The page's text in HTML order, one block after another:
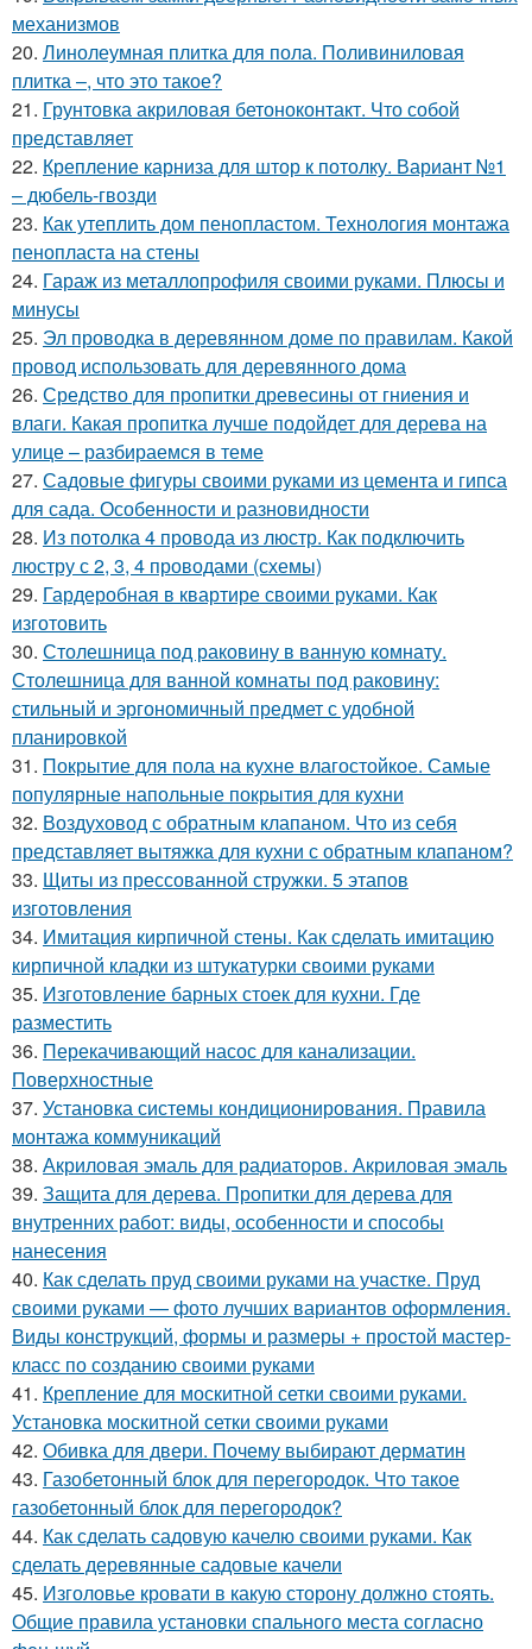
механизмов
20. Линолеумная плитка для пола. Поливиниловая
плитка –, что это такое?
21. Грунтовка акриловая бетоноконтакт. Что собой
представляет
22. Крепление карниза для штор к потолку. Вариант №1
– дюбель-гвозди
23. Как утеплить дом пенопластом. Технология монтажа
пенопласта на стены
24. Гараж из металлопрофиля своими руками. Плюсы и
минусы
25. Эл проводка в деревянном доме по правилам. Какой
провод использовать для деревянного дома
26. Средство для пропитки древесины от гниения и
влаги. Какая пропитка лучше подойдет для дерева на
улице – разбираемся в теме
27. Садовые фигуры своими руками из цемента и гипса
для сада. Особенности и разновидности
28. Из потолка 4 провода из люстр. Как подключить
люстру с 2, 3, 4 проводами (схемы)
29. Гардеробная в квартире своими руками. Как
изготовить
30. Столешница под раковину в ванную комнату.
Столешница для ванной комнаты под раковину:
стильный и эргономичный предмет с удобной
планировкой
31. Покрытие для пола на кухне влагостойкое. Самые
популярные напольные покрытия для кухни
32. Воздуховод с обратным клапаном. Что из себя
представляет вытяжка для кухни с обратным клапаном?
33. Щиты из прессованной стружки. 5 этапов
изготовления
34. Имитация кирпичной стены. Как сделать имитацию
кирпичной кладки из штукатурки своими руками
35. Изготовление барных стоек для кухни. Где
разместить
36. Перекачивающий насос для канализации.
Поверхностные
37. Установка системы кондиционирования. Правила
монтажа коммуникаций
38. Акриловая эмаль для радиаторов. Акриловая эмаль
39. Защита для дерева. Пропитки для дерева для
внутренних работ: виды, особенности и способы
нанесения
40. Как сделать пруд своими руками на участке. Пруд
своими руками — фото лучших вариантов оформления.
Виды конструкций, формы и размеры + простой мастер-
класс по созданию своими руками
41. Крепление для москитной сетки своими руками.
Установка москитной сетки своими руками
42. Обивка для двери. Почему выбирают дерматин
43. Газобетонный блок для перегородок. Что такое
газобетонный блок для перегородок?
44. Как сделать садовую качелю своими руками. Как
сделать деревянные садовые качели
45. Изголовье кровати в какую сторону должно стоять.
Общие правила установки спального места согласно